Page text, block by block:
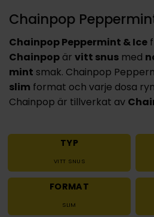
Chainpop
Chainpop Peppermint & Ice
Chainpop är vitt snus med
mint smak. Chainpop
slim format och varje dosa
Chainpop är tillverkat av
TYP
VITT SNUS
FORMAT
SLIM